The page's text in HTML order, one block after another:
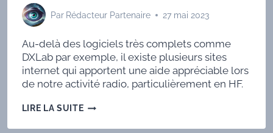
Par Rédacteur Partenaire 27 mai 2023
Au-delà des logiciels très complets comme
DXLab par exemple, il existe plusieurs sites
internet qui apportent une aide appréciable lors
de notre activité radio, particulièrement en HF.
LIRE LA SUITEON
VOUS